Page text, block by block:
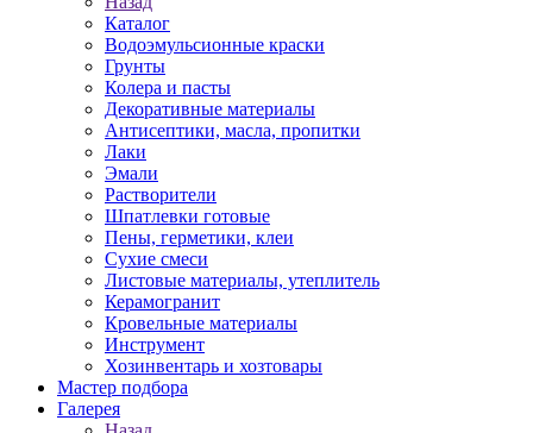
Каталог
Водоэмульсионные краски
Грунты
Колера и пасты
Декоративные материалы
Антисептики, масла, пропитки
Лаки
Эмали
Растворители
Шпатлевки готовые
Пены, герметики, клеи
Сухие смеси
Листовые материалы, утеплитель
Керамогранит
Кровельные материалы
Инструмент
Хозинвентарь и хозтовары
Мастер подбора
Галерея